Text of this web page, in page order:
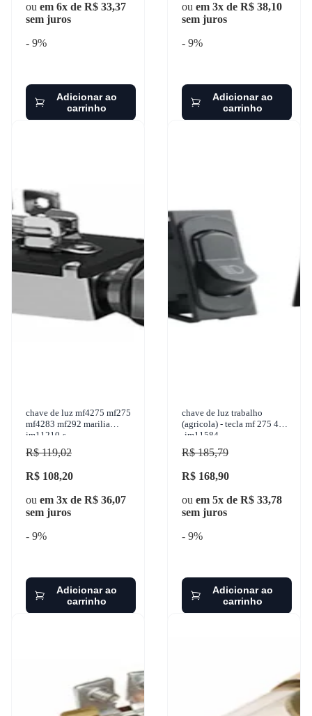
ou em 6x de R$ 33,37
sem juros
- 9%
Adicionar ao
carrinho
ou em 3x de R$ 38,10
sem juros
- 9%
Adicionar ao
carrinho
chave de luz mf4275 mf275
mf4283 mf292 marilia
im11210-s
R$ 119,02
R$ 108,20
ou em 3x de R$ 36,07
sem juros
- 9%
Adicionar ao
carrinho
chave de luz trabalho
(agricola) - tecla mf 275 4x4
-im11584
R$ 185,79
R$ 168,90
ou em 5x de R$ 33,78
sem juros
- 9%
Adicionar ao
carrinho